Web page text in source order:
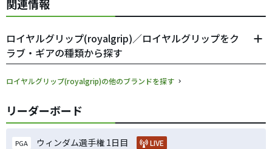
関連情報
ロイヤルグリップ(royalgrip)／ロイヤルグリップをク
ラブ・ギアの種類から探す
ロイヤルグリップ(royalgrip)の他のブランドを探す
リーダーボード
PGA ウィンダム選手権 1日目 LIVE